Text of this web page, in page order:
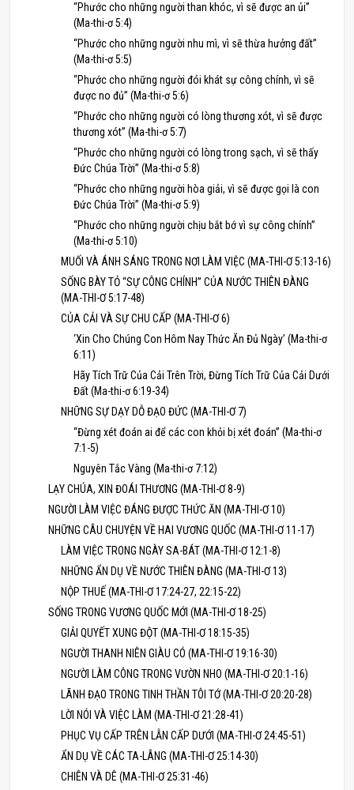
“Phước cho những người than khóc, vì sẽ được an ủi”
(Ma-thi-ơ 5:4)
“Phước cho những người nhu mì, vì sẽ thừa hưởng đất”
(Ma-thi-ơ 5:5)
“Phước cho những người đói khát sự công chính, vì sẽ
được no đủ” (Ma-thi-ơ 5:6)
“Phước cho những người có lòng thương xót, vì sẽ được
thương xót” (Ma-thi-ơ 5:7)
“Phước cho những người có lòng trong sạch, vì sẽ thấy
Đức Chúa Trời” (Ma-thi-ơ 5:8)
“Phước cho những người hòa giải, vì sẽ được gọi là con
Đức Chúa Trời” (Ma-thi-ơ 5:9)
“Phước cho những người chịu bắt bớ vì sự công chính”
(Ma-thi-ơ 5:10)
MUỐI VÀ ÁNH SÁNG TRONG NƠI LÀM VIỆC (MA-THI-Ơ 5:13-16)
SỐNG BÀY TỎ “SỰ CÔNG CHÍNH” CỦA NƯỚC THIÊN ĐÀNG
(MA-THI-Ơ 5:17-48)
CỦA CẢI VÀ SỰ CHU CẤP (MA-THI-Ơ 6)
‘Xin Cho Chúng Con Hôm Nay Thức Ăn Đủ Ngày’ (Ma-thi-ơ
6:11)
Hãy Tích Trữ Của Cải Trên Trời, Đừng Tích Trữ Của Cải Dưới
Đất (Ma-thi-ơ 6:19-34)
NHỮNG SỰ DẠY DỖ ĐẠO ĐỨC (MA-THI-Ơ 7)
“Đừng xét đoán ai để các con khỏi bị xét đoán” (Ma-thi-ơ
7:1-5)
Nguyên Tắc Vàng (Ma-thi-ơ 7:12)
LẠY CHÚA, XIN ĐOÁI THƯƠNG (MA-THI-Ơ 8-9)
NGƯỜI LÀM VIỆC ĐÁNG ĐƯỢC THỨC ĂN (MA-THI-Ơ 10)
NHỮNG CÂU CHUYỆN VỀ HAI VƯƠNG QUỐC (MA-THI-Ơ 11-17)
LÀM VIỆC TRONG NGÀY SA-BÁT (MA-THI-Ơ 12:1-8)
NHỮNG ẨN DỤ VỀ NƯỚC THIÊN ĐÀNG (MA-THI-Ơ 13)
NỘP THUẾ (MA-THI-Ơ 17:24-27, 22:15-22)
SỐNG TRONG VƯƠNG QUỐC MỚI (MA-THI-Ơ 18-25)
GIẢI QUYẾT XUNG ĐỘT (MA-THI-Ơ 18:15-35)
NGƯỜI THANH NIÊN GIÀU CÓ (MA-THI-Ơ 19:16-30)
NGƯỜI LÀM CÔNG TRONG VƯỜN NHO (MA-THI-Ơ 20:1-16)
LÃNH ĐẠO TRONG TINH THẦN TÔI TỚ (MA-THI-Ơ 20:20-28)
LỜI NÓI VÀ VIỆC LÀM (MA-THI-Ơ 21:28-41)
PHỤC VỤ CẤP TRÊN LẪN CẤP DƯỚI (MA-THI-Ơ 24:45-51)
ẨN DỤ VỀ CÁC TA-LÂNG (MA-THI-Ơ 25:14-30)
CHIÊN VÀ DÊ (MA-THI-Ơ 25:31-46)